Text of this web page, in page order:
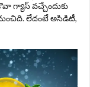
గ్యాస్ వచ్చేందుకు
మంచిది. లేదంటే అసిడిటీ,